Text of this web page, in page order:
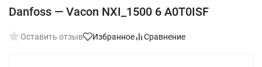
Danfoss — Vacon NXI_1500 6 A0T0ISF
Оставить отзыв Избранное Сравнение